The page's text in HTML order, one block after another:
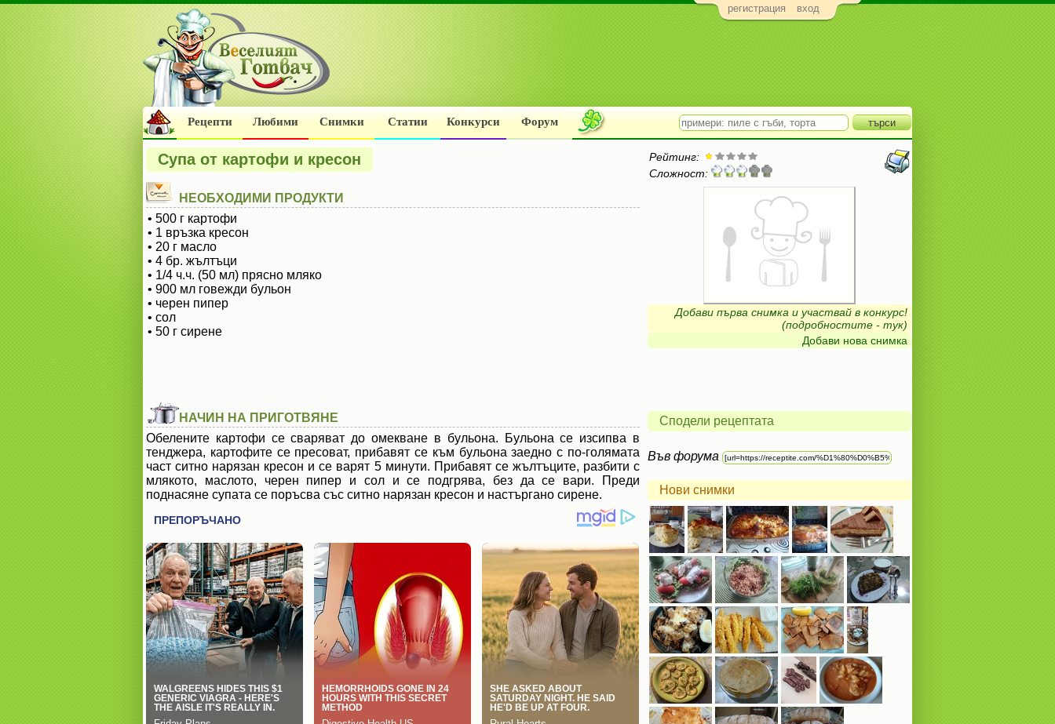
регистрация вход
Рецепти Любими Снимки Статии Конкурси Форум
Супа от картофи и кресон
Рейтинг:
Сложност:
Добави първа снимка и участвай в конкурс!
(подробностите - тук)
Добави нова снимка
НЕОБХОДИМИ ПРОДУКТИ
• 500 г картофи
• 1 връзка кресон
• 20 г масло
• 4 бр. жълтъци
• 1/4 ч.ч. (50 мл) прясно мляко
• 900 мл говежди бульон
• черен пипер
• сол
• 50 г сирене
НАЧИН НА ПРИГОТВЯНЕ
Обелените картофи се сваряват до омекване в бульона. Бульона се изсипва в
тенджера, картофите се пресоват, прибавят се към бульона заедно с по-голямата
част ситно нарязан кресон и се варят 5 минути. Прибавят се жълтъците, разбити с
млякото, маслото, черен пипер и сол и се подгрява, без да се вари. Преди
поднасяне супата се поръсва със ситно нарязан кресон и настъргано сирене.
Сподели рецептата
Във форума
Нови снимки